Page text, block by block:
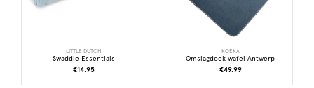
LITTLE DUTCH
Swaddle Essentials
€14.95
KOEKA
Omslagdoek wafel Antwerp
€49.99